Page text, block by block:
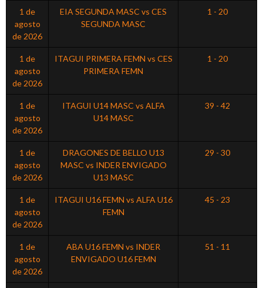
1 de
agosto
de 2026
EIA SEGUNDA MASC vs CES
SEGUNDA MASC
1 - 20
1 de
agosto
de 2026
ITAGUI PRIMERA FEMN vs CES
PRIMERA FEMN
1 - 20
1 de
agosto
de 2026
ITAGUI U14 MASC vs ALFA
U14 MASC
39 - 42
1 de
agosto
de 2026
DRAGONES DE BELLO U13
MASC vs INDER ENVIGADO
U13 MASC
29 - 30
1 de
agosto
de 2026
ITAGUI U16 FEMN vs ALFA U16
FEMN
45 - 23
1 de
agosto
de 2026
ABA U16 FEMN vs INDER
ENVIGADO U16 FEMN
51 - 11